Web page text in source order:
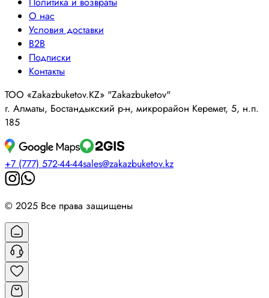
О нас
Условия доставки
B2B
Подписки
Контакты
ТОО «Zakazbuketov.KZ» "Zakazbuketov"
г. Алматы, Бостандыкский р-н, микрорайон Керемет, 5, н.п.
185
+7 (777) 572-44-44sales@zakazbuketov.kz
© 2025 Все права защищены